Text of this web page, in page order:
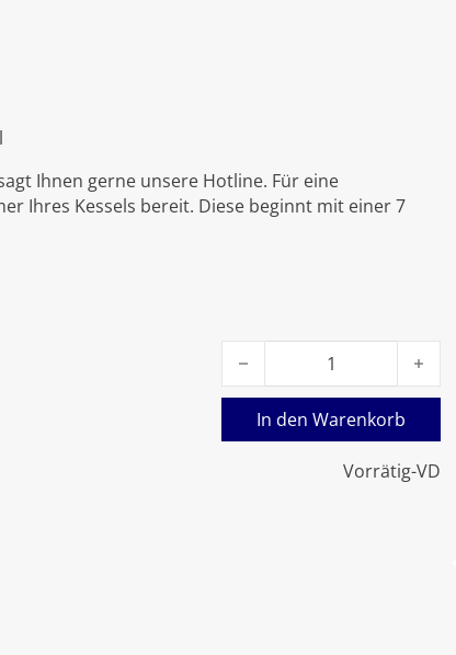
Ihnen gerne unsere Hotline. Für eine
Ihres Kessels bereit. Diese beginnt mit einer 7
Vorrätig-VD
Viessmann Zündgasleitung
In den Warenkorb